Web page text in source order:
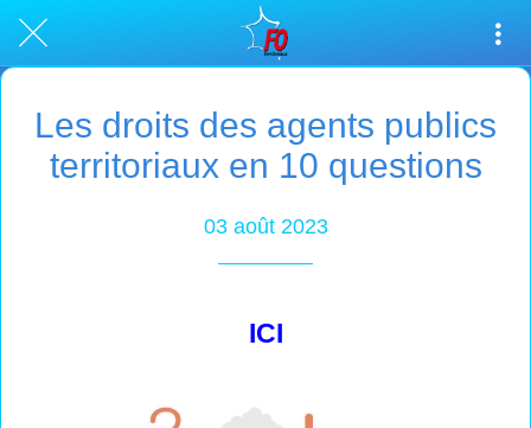
Les droits des agents publics
territoriaux en 10 questions
03 août 2023
ICI